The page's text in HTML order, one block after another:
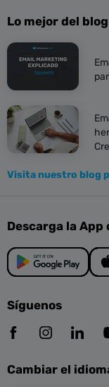
Lo mejor del blog
Visita nuestro blog
Descarga la App
Síguenos
Cambiar el